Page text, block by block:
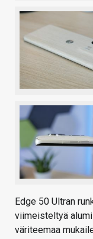
Edge 50 Ultran
viimeisteltyä
väriteemaa